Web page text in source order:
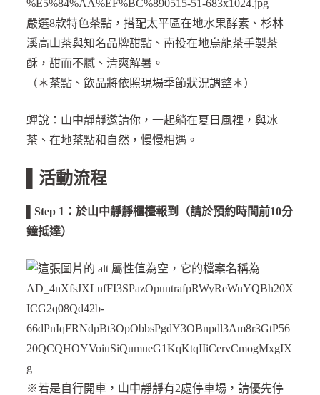
嚴選8款特色茶點，搭配太平區在地水果酵素、杉林
溪高山茶與知名品牌甜點、南投在地烏龍茶手製茶
酥，甜而不膩、清爽解暑。
（＊茶點、飲品將依照現場季節狀況調整＊）
蟬說：山中靜靜邀請你，一起躺在夏日風裡，與冰
茶、在地茶點和自然，慢慢相遇。
▌活動流程
▌Step 1：於山中靜靜櫃檯報到（請於預約時間前10分
鐘抵達）
※若是自行開車，山中靜靜有2處停車場，請優先停